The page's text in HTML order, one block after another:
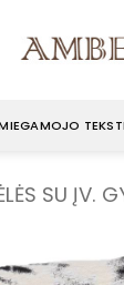
SU ĮV.